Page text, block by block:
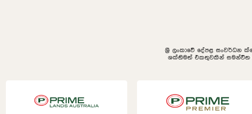
ශ්‍රී ලංකාවේ දේපළ සංවර්ධන
ශක්තිමත් එකතුවකින් සමන්විත